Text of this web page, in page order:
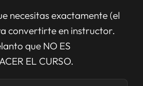
necesitas exactamente (el
convertirte en instructor.
que NO ES
EL CURSO.